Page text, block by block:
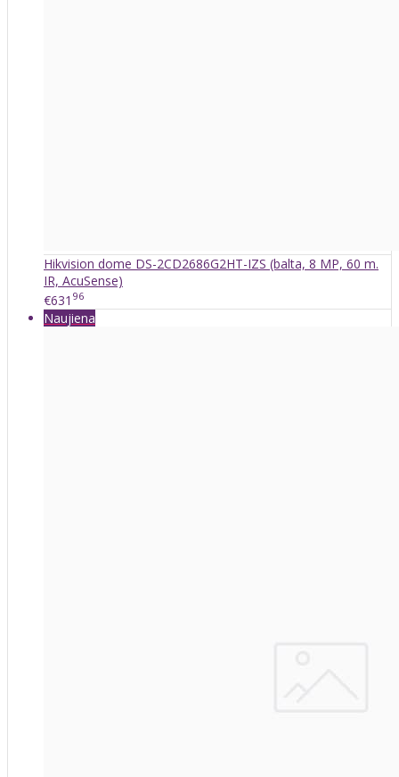
Hikvision dome DS-2CD2686G2HT-IZS (balta, 8 MP, 60 m.
IR, AcuSense)
€631 96
Naujiena